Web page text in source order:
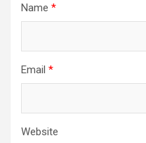
Name *
Email *
Website